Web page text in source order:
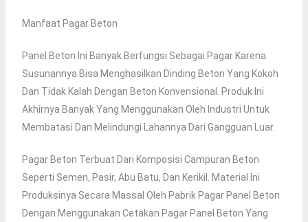
Manfaat Pagar Beton
Panel Beton Ini Banyak Berfungsi Sebagai Pagar Karena
Susunannya Bisa Menghasilkan Dinding Beton Yang Kokoh
Dan Tidak Kalah Dengan Beton Konvensional. Produk Ini
Akhirnya Banyak Yang Menggunakan Oleh Industri Untuk
Membatasi Dan Melindungi Lahannya Dari Gangguan Luar.
Pagar Beton Terbuat Dari Komposisi Campuran Beton
Seperti Semen, Pasir, Abu Batu, Dan Kerikil. Material Ini
Produksinya Secara Massal Oleh Pabrik Pagar Panel Beton
Dengan Menggunakan Cetakan Pagar Panel Beton Yang